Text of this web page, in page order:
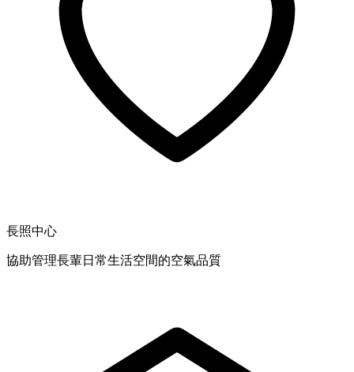
長照中心
協助管理長輩日常生活空間的空氣品質